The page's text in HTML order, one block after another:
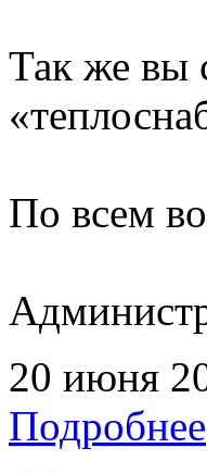
Так же вы
По всем
20 июня
Подробнее